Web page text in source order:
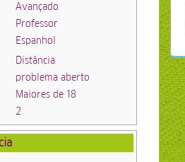
Avançado
Professor
Espanhol
Distância
problema aberto
Maiores de 18
2